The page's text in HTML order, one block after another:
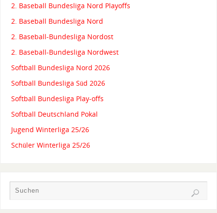
2. Baseball Bundesliga Nord Playoffs
2. Baseball Bundesliga Nord
2. Baseball-Bundesliga Nordost
2. Baseball-Bundesliga Nordwest
Softball Bundesliga Nord 2026
Softball Bundesliga Süd 2026
Softball Bundesliga Play-offs
Softball Deutschland Pokal
Jugend Winterliga 25/26
Schüler Winterliga 25/26